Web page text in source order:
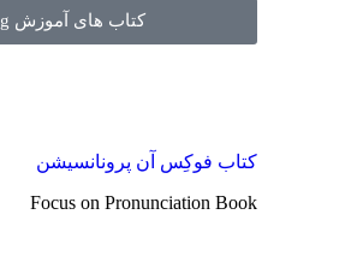
کتاب های آموزش Reading
کتاب فوکِس آن پرونانسیشن
Focus on Pronunciation Book